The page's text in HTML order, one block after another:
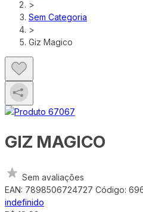
>
Sem Categoria
>
Giz Magico
GIZ MAGICO
Sem avaliações
EAN: 7898506724727 Código:
indefinido